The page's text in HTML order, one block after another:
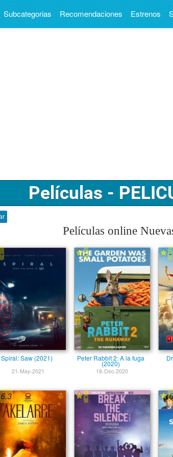
Subcategorias Recomendaciones Estrenos
Películas -
Películas online
-
Spiral: Saw (2021)
21-May-2021
-
Peter Rabbit 2: A la fuga
(2020)
18-Dec-2020
-
6.3 -